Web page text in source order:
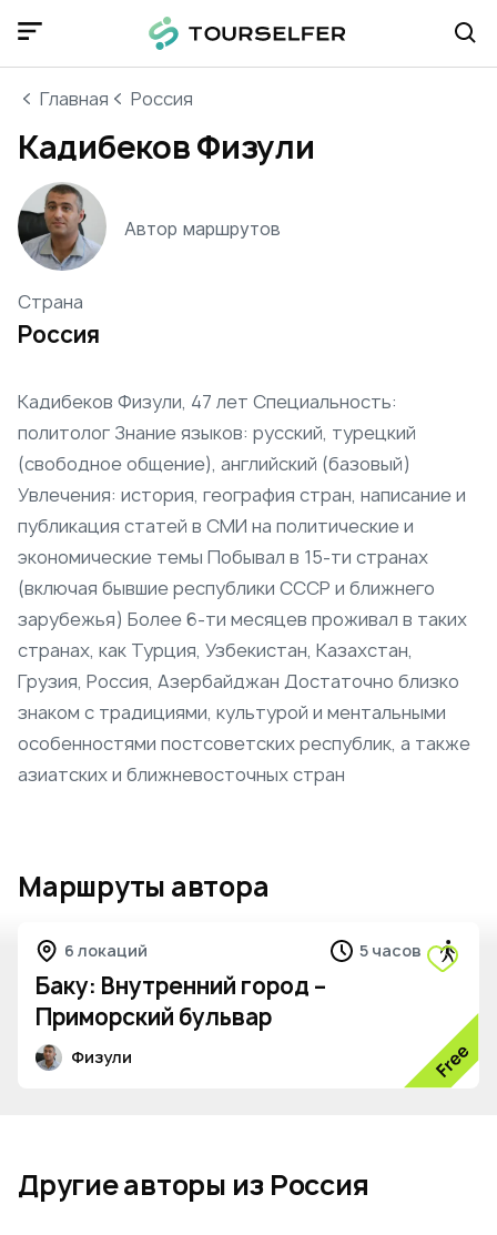
Главная Россия
Кадибеков Физули
Автор маршрутов
Страна
Россия
Кадибеков Физули, 47 лет Специальность:
политолог Знание языков: русский, турецкий
(свободное общение), английский (базовый)
Увлечения: история, география стран, написание и
публикация статей в СМИ на политические и
экономические темы Побывал в 15-ти странах
(включая бывшие республики СССР и ближнего
зарубежья) Более 6-ти месяцев проживал в таких
странах, как Турция, Узбекистан, Казахстан,
Грузия, Россия, Азербайджан Достаточно близко
знаком с традициями, культурой и ментальными
особенностями постсоветских республик, а также
азиатских и ближневосточных стран
Маршруты автора
6 локаций 5 часов
Баку: Внутренний город –
Приморский бульвар
Физули
Другие авторы из Россия